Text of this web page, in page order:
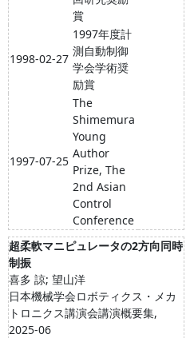
賞
1998-02-27
1997年度計
測自動制御
学会学術奨
励賞
1997-07-25
The
Shimemura
Young
Author
Prize, The
2nd Asian
Control
Conference
超柔軟マニピュレータの2方向同時
制振
喜多 諒; 望山洋
日本機械学会ロボティクス・メカ
トロニクス講演会講演概要集,
2025-06